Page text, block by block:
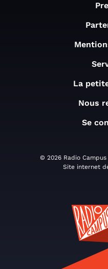
La
Nous
Se
© 2026 Radio
Site internet